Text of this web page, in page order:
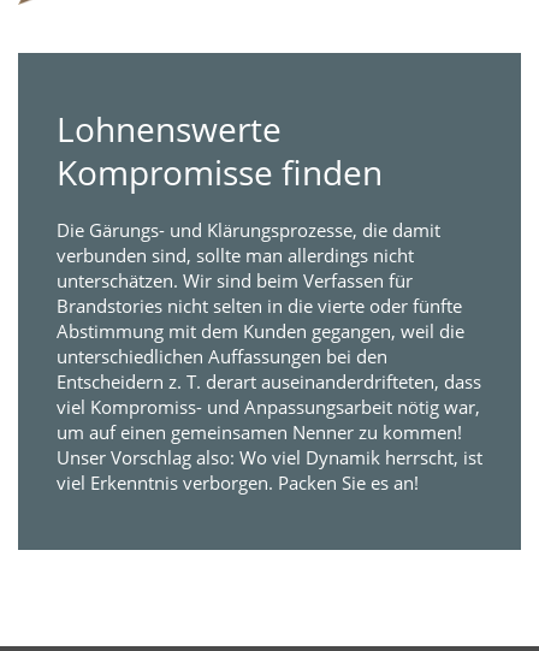
Lohnenswerte
Kompromisse finden
Die Gärungs- und Klärungsprozesse, die damit
verbunden sind, sollte man allerdings nicht
unterschätzen. Wir sind beim Verfassen für
Brandstories nicht selten in die vierte oder fünfte
Abstimmung mit dem Kunden gegangen, weil die
unterschiedlichen Auffassungen bei den
Entscheidern z. T. derart auseinanderdrifteten, dass
viel Kompromiss- und Anpassungsarbeit nötig war,
um auf einen gemeinsamen Nenner zu kommen!
Unser Vorschlag also: Wo viel Dynamik herrscht, ist
viel Erkenntnis verborgen. Packen Sie es an!